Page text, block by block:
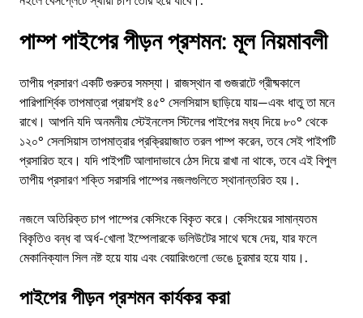
পাম্প পাইপের পীড়ন প্রশমন: মূল নিয়মাবলী
তাপীয় প্রসারণ একটি গুরুতর সমস্যা। রাজস্থান বা গুজরাটে গ্রীষ্মকালে
পারিপার্শ্বিক তাপমাত্রা প্রায়শই ৪৫° সেলসিয়াস ছাড়িয়ে যায়—এবং ধাতু তা মনে
রাখে। আপনি যদি অনমনীয় স্টেইনলেস স্টিলের পাইপের মধ্য দিয়ে ৮০° থেকে
১২০° সেলসিয়াস তাপমাত্রার প্রক্রিয়াজাত তরল পাম্প করেন, তবে সেই পাইপটি
প্রসারিত হবে। যদি পাইপটি আলাদাভাবে ঠেস দিয়ে রাখা না থাকে, তবে এই বিপুল
তাপীয় প্রসারণ শক্তি সরাসরি পাম্পের নজলগুলিতে স্থানান্তরিত হয়।.
নজলে অতিরিক্ত চাপ পাম্পের কেসিংকে বিকৃত করে। কেসিংয়ের সামান্যতম
বিকৃতিও বন্ধ বা অর্ধ-খোলা ইম্পেলারকে ভলিউটের সাথে ঘষে দেয়, যার ফলে
মেকানিক্যাল সিল নষ্ট হয়ে যায় এবং বেয়ারিংগুলো ভেঙে চুরমার হয়ে যায়।.
পাইপের পীড়ন প্রশমন কার্যকর করা